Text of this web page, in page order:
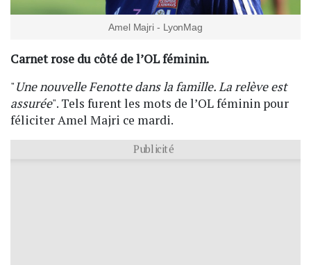
Amel Majri - LyonMag
Carnet rose du côté de l’OL féminin.
"Une nouvelle Fenotte dans la famille. La relève est
assurée". Tels furent les mots de l’OL féminin pour
féliciter Amel Majri ce mardi.
Publicité